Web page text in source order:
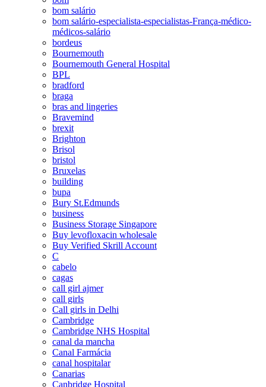
bom salário
bom salário-especialista-especialistas-França-médico-
médicos-salário
bordeus
Bournemouth
Bournemouth General Hospital
BPL
bradford
braga
bras and lingeries
Bravemind
brexit
Brighton
Brisol
bristol
Bruxelas
building
bupa
Bury St.Edmunds
business
Business Storage Singapore
Buy levofloxacin wholesale
Buy Verified Skrill Account
C
cabelo
cagas
call girl ajmer
call girls
Call girls in Delhi
Cambridge
Cambridge NHS Hospital
canal da mancha
Canal Farmácia
canal hospitalar
Canarias
Canbridge Hospital